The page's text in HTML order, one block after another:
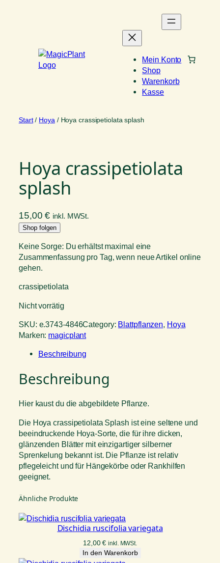
Mein Konto
Shop
Warenkorb
Kasse
Start/ Hoya / Hoya crassipetiolata splash
Hoya crassipetiolata
splash
15,00€ inkl. MWSt.
Shop folgen
Keine Sorge: Du erhältst maximal eine
Zusammenfassung pro Tag, wenn neue Artikel online
gehen.
crassipetiolata
Nicht vorrätig
SKU: e.3743-4846Category: Blattpflanzen, Hoya
Marken: magicplant
Beschreibung
Beschreibung
Hier kaust du die abgebildete Pflanze.
Die Hoya crassipetiolata Splash ist eine seltene und
beeindruckende Hoya-Sorte, die für ihre dicken,
glänzenden Blätter mit einzigartiger silberner
Sprenkelung bekannt ist. Die Pflanze ist relativ
pflegeleicht und für Hängekörbe oder Rankhilfen
geeignet.
Ähnliche Produkte
Dischidia ruscifolia variegata
12,00€ inkl. MWSt.
In den Warenkorb